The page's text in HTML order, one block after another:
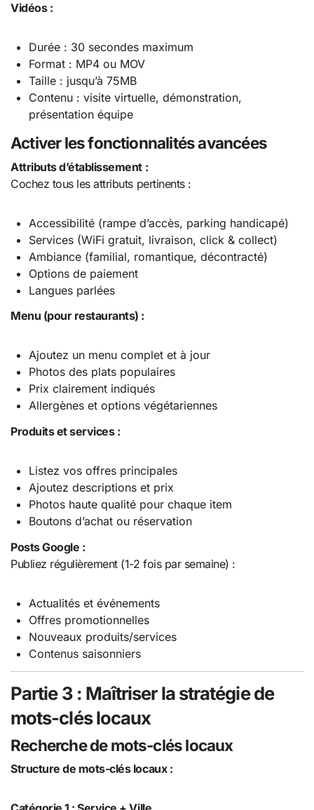
Vidéos :
Durée : 30 secondes maximum
Format : MP4 ou MOV
Taille : jusqu’à 75MB
Contenu : visite virtuelle, démonstration,
présentation équipe
Activer les fonctionnalités avancées
Attributs d’établissement :
Cochez tous les attributs pertinents :
Accessibilité (rampe d’accès, parking handicapé)
Services (WiFi gratuit, livraison, click & collect)
Ambiance (familial, romantique, décontracté)
Options de paiement
Langues parlées
Menu (pour restaurants) :
Ajoutez un menu complet et à jour
Photos des plats populaires
Prix clairement indiqués
Allergènes et options végétariennes
Produits et services :
Listez vos offres principales
Ajoutez descriptions et prix
Photos haute qualité pour chaque item
Boutons d’achat ou réservation
Posts Google :
Publiez régulièrement (1-2 fois par semaine) :
Actualités et événements
Offres promotionnelles
Nouveaux produits/services
Contenus saisonniers
Partie 3 : Maîtriser la stratégie de
mots-clés locaux
Recherche de mots-clés locaux
Structure de mots-clés locaux :